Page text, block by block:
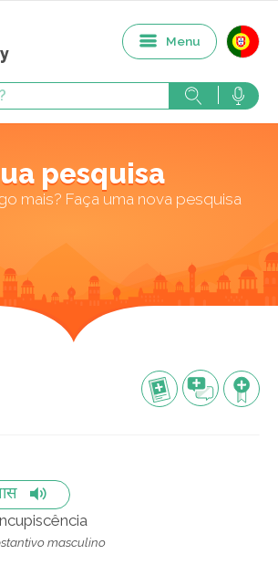
Menu
pesquisa
mais? Faça uma nova pesquisa
masculino